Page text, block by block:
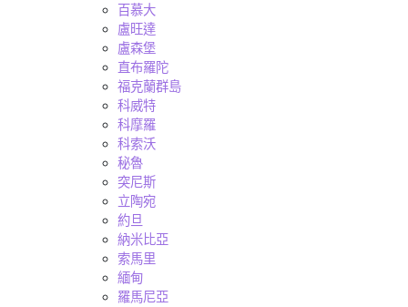
百慕大
盧旺達
盧森堡
直布羅陀
福克蘭群島
科威特
科摩羅
科索沃
秘魯
突尼斯
立陶宛
約旦
納米比亞
索馬里
緬甸
羅馬尼亞